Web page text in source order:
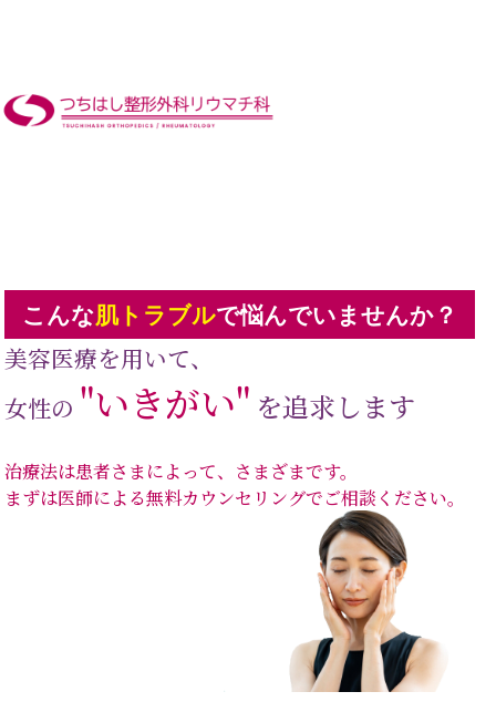
こんな肌トラブルで悩んでいませんか？
美容医療を用いて、
女性の "美"を追求します
治療法は患者さまによって、さまざまです。
まずは医師による無料カウンセリングでご相談ください。